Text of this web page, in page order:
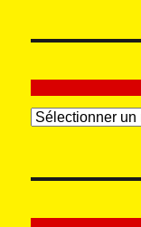
Archives